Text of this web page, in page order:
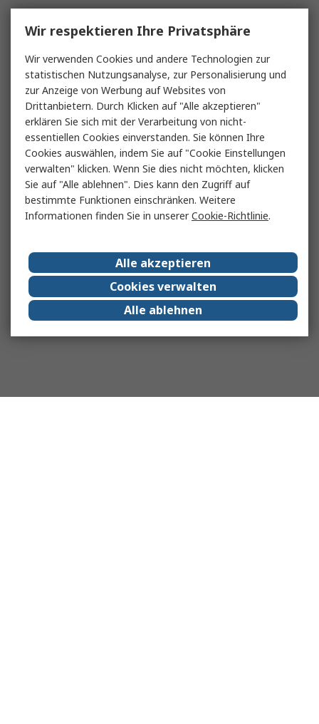
Wir respektieren Ihre Privatsphäre
Wir verwenden Cookies und andere Technologien zur
statistischen Nutzungsanalyse, zur Personalisierung und
zur Anzeige von Werbung auf Websites von
Drittanbietern. Durch Klicken auf "Alle akzeptieren"
erklären Sie sich mit der Verarbeitung von nicht-
essentiellen Cookies einverstanden. Sie können Ihre
Cookies auswählen, indem Sie auf "Cookie Einstellungen
verwalten" klicken. Wenn Sie dies nicht möchten, klicken
Sie auf "Alle ablehnen". Dies kann den Zugriff auf
bestimmte Funktionen einschränken. Weitere
Informationen finden Sie in unsererCookie-Richtlinie.
Alle akzeptieren
Cookies verwalten
Alle ablehnen